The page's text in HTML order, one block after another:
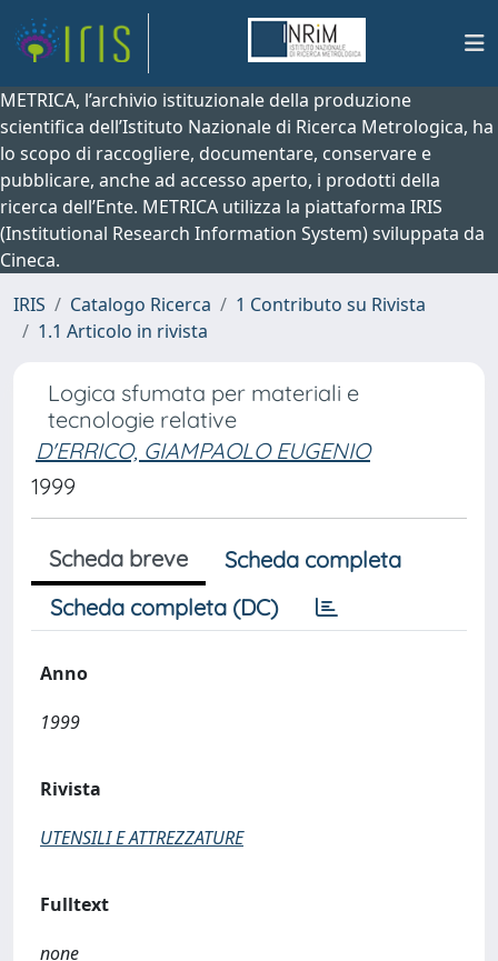
METRICA, l’archivio istituzionale della produzione
scientifica dell’Istituto Nazionale di Ricerca Metrologica, ha
lo scopo di raccogliere, documentare, conservare e
pubblicare, anche ad accesso aperto, i prodotti della
ricerca dell’Ente. METRICA utilizza la piattaforma IRIS
(Institutional Research Information System) sviluppata da
Cineca.
IRIS
Catalogo Ricerca
1 Contributo su Rivista
1.1 Articolo in rivista
Logica sfumata per materiali e
tecnologie relative
D'ERRICO, GIAMPAOLO EUGENIO
1999
Scheda breve
Scheda completa
Scheda completa (DC)
Anno
1999
Rivista
UTENSILI E ATTREZZATURE
Fulltext
none